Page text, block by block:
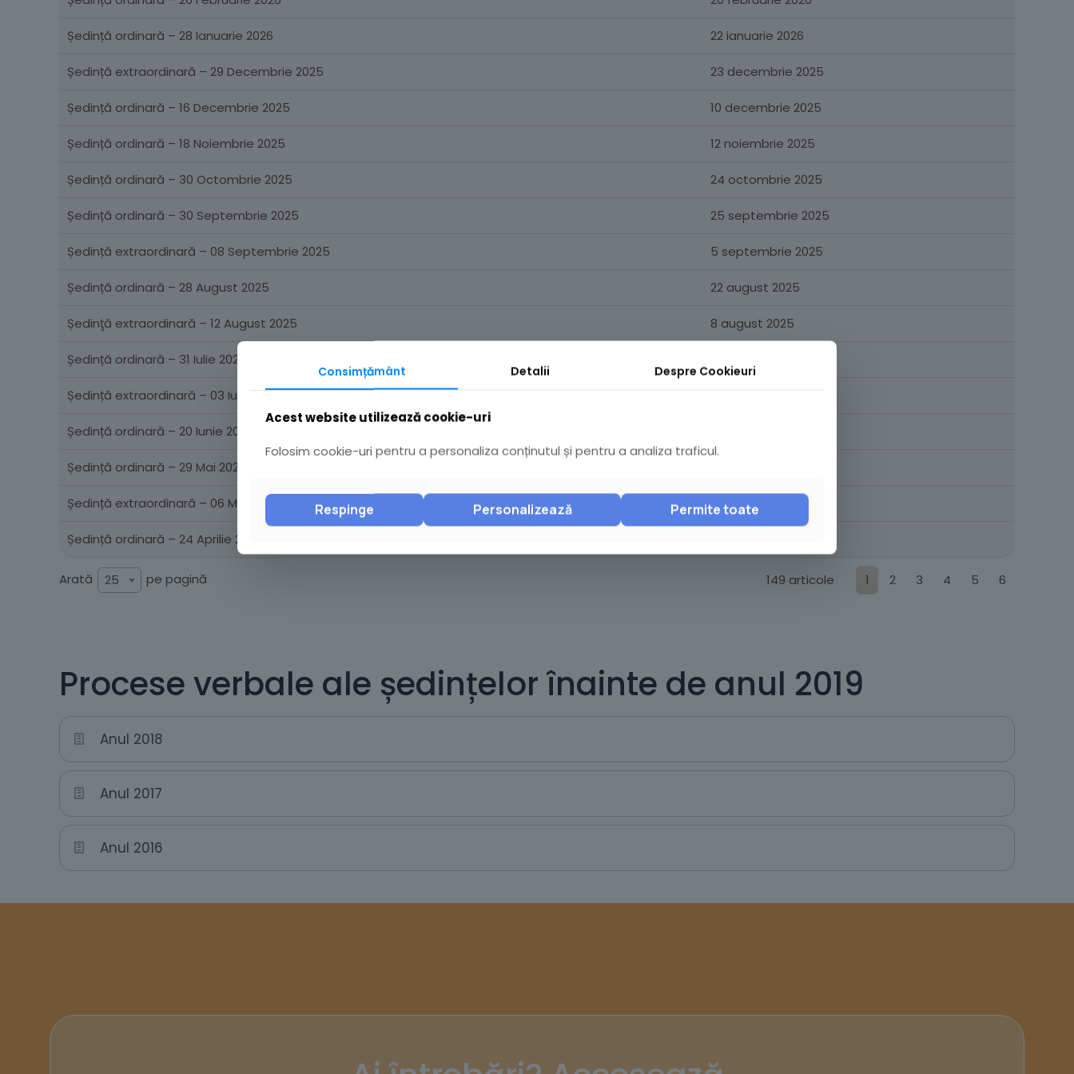
Ședință ordinară – 28 Ianuarie 2026 22 ianuarie 2026
Ședință extraordinară – 29 Decembrie 2025 23 decembrie 2025
Ședință ordinară – 16 Decembrie 2025 10 decembrie 2025
Ședință ordinară – 18 Noiembrie 2025 12 noiembrie 2025
Ședință ordinară – 30 Octombrie 2025 24 octombrie 2025
Ședință ordinară – 30 Septembrie 2025 25 septembrie 2025
Ședință extraordinară – 08 Septembrie 2025 5 septembrie 2025
Ședință ordinară – 28 August 2025 22 august 2025
Ședinţă extraordinară – 12 August 2025 8 august 2025
Ședință ordinară – 31 Iulie 2025
Ședință extraordinară – 03 Iulie 2025
Ședință ordinară – 20 Iunie 2025
Ședință ordinară – 29 Mai 2025
Ședință extraordinară – 06 Mai 2025 5 mai 2025
Ședință ordinară – 24 Aprilie 2025
Arată 25 pe pagină 149 articole 1 2 3 4 5 6
Procese verbale ale ședințelor înainte de anul 2019
Anul 2018
Anul 2017
Anul 2016
Consimțământ Detalii Despre Cookieuri
Acest website utilizează cookie-uri
Folosim cookie-uri pentru a personaliza conținutul și pentru a analiza traficul.
Respinge Personalizează Permite toate